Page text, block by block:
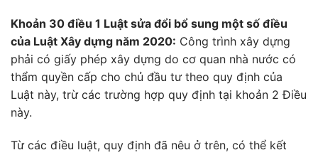
Khoản 30 điều 1 Luật sửa đổi bổ sung một số điều
của Luật Xây dựng năm 2020: Công trình xây dựng
phải có giấy phép xây dựng do cơ quan nhà nước có
thẩm quyền cấp cho chủ đầu tư theo quy định của
Luật này, trừ các trường hợp quy định tại khoản 2 Điều
này.
Từ các điều luật, quy định đã nêu ở trên, có thể kết